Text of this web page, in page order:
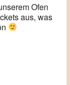
Ofen
aus, was